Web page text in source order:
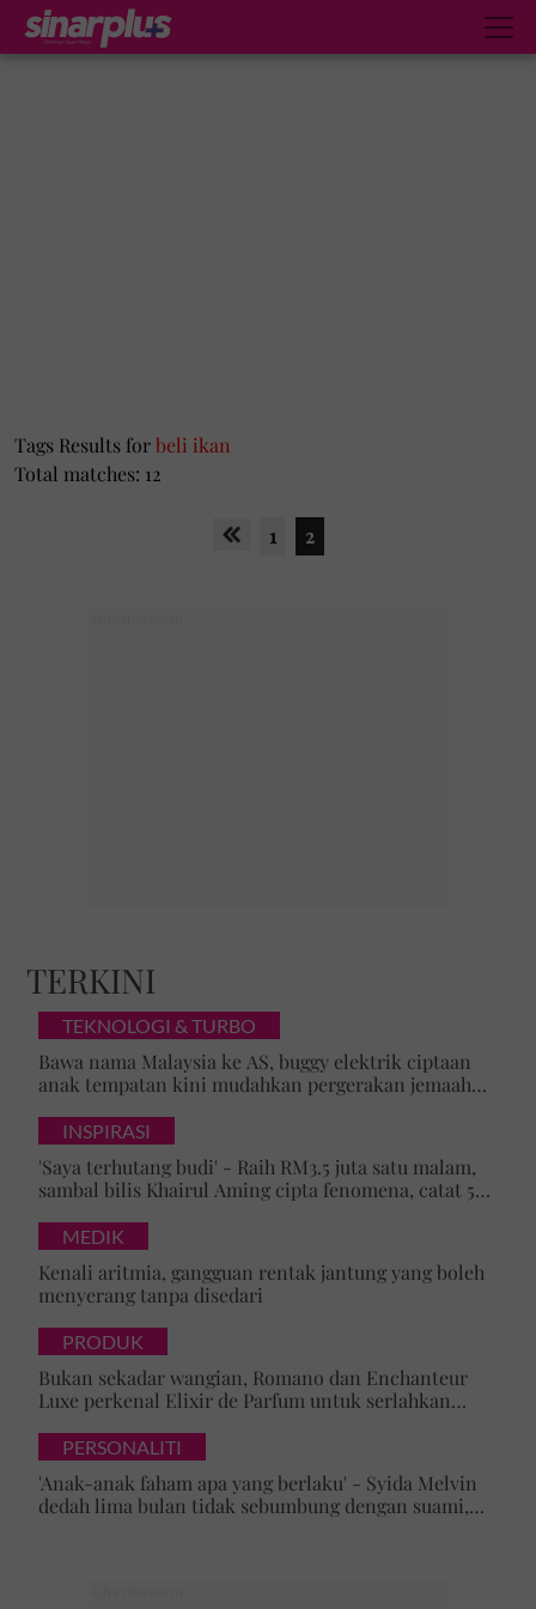
Tags Results forbeli ikan
Total matches: 12
1 2
TERKINI
TEKNOLOGI & TURBO
Bawa nama Malaysia ke AS, buggy elektrik ciptaan
anak tempatan kini mudahkan pergerakan jemaah
INSPIRASI
'Saya terhutang budi' - Raih RM3.5 juta satu malam,
sambal bilis Khairul Aming cipta fenomena, catat 5
MEDIK
Kenali aritmia, gangguan rentak jantung yang boleh
menyerang tanpa disedari
PRODUK
Bukan sekadar wangian, Romano dan Enchanteur
Luxe perkenal Elixir de Parfum untuk serlahkan
PERSONALITI
'Anak-anak faham apa yang berlaku' - Syida Melvin
dedah lima bulan tidak sebumbung dengan suami,